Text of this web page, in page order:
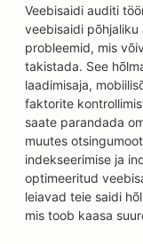
Veebisaidi auditi
veebisaidi põhjaliku
probleemid, mis
takistada. See
laadimisaja,
faktorite
saate parandada
muutes
indekseerimise ja
optimeeritud
leiavad teie saidi
mis toob kaasa